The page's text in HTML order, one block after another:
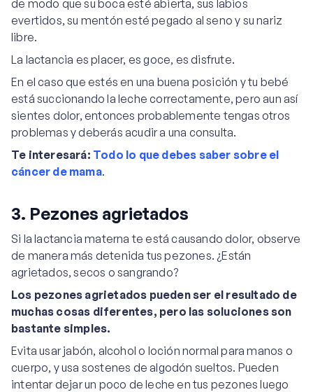
de modo que su boca esté abierta, sus labios
evertidos, su mentón esté pegado al seno y su nariz
libre.
La lactancia es placer, es goce, es disfrute.
En el caso que estés en una buena posición y tu bebé
está succionando la leche correctamente, pero aun así
sientes dolor, entonces probablemente tengas otros
problemas y deberás acudir a una consulta.
Te interesará: Todo lo que debes saber sobre el
cáncer de mama.
3. Pezones agrietados
Si la lactancia materna te está causando dolor, observe
de manera más detenida tus pezones. ¿Están
agrietados, secos o sangrando?
Los pezones agrietados pueden ser el resultado de
muchas cosas diferentes, pero las soluciones son
bastante simples.
Evita usar jabón, alcohol o loción normal para manos o
cuerpo, y usa sostenes de algodón sueltos. Pueden
intentar dejar un poco de leche en tus pezones luego